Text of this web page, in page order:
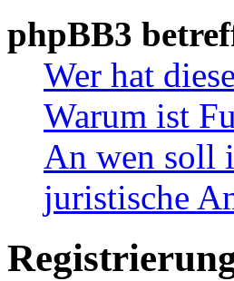
phpBB3
Wer hat
Warum ist
An wen soll
juristische